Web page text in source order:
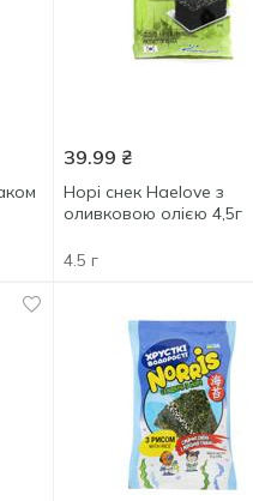
39.99 ₴
Норі снек Haelove з
оливковою олією 4,5г
4.5 г